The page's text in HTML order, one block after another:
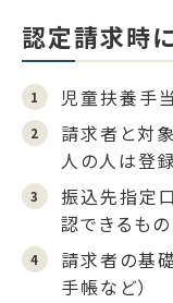
認定請求時
児童扶養手
請求者と対
人の人は登
振込先指定
認できるもの
請求者の基
手帳など）